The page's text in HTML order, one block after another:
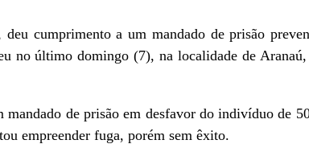
cumprimento a um mandado de prisão
no último domingo (7), na localidade de
de prisão em desfavor do indivíduo de
empreender fuga, porém sem êxito.